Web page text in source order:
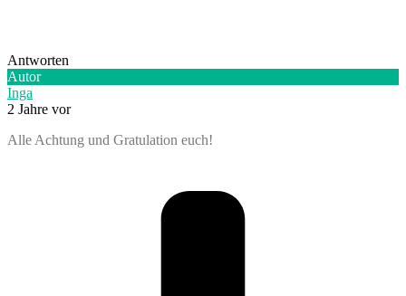
Antworten
Autor
Inga
2 Jahre vor
Alle Achtung und Gratulation euch!